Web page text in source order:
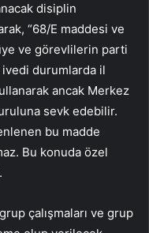
disiplin
“68/E maddesi ve
ve görevlilerin parti
durumlarda il
ancak Merkez
sevk edebilir.
bu madde
Bu konuda özel
çalışmaları ve grup